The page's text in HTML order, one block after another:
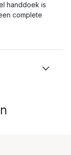
handdoek is
complete